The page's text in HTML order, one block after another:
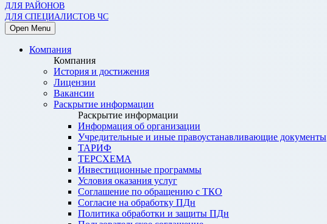
ДЛЯ РАЙОНОВ
ДЛЯ СПЕЦИАЛИСТОВ ЧС
Open Menu
Компания
Компания
История и достижения
Лицензии
Вакансии
Раскрытие информации
Раскрытие информации
Информация об организации
Учредительные и иные правоустанавливающие документы
ТАРИФ
ТЕРСХЕМА
Инвестиционные программы
Условия оказания услуг
Соглашение по обращению с ТКО
Согласие на обработку ПДн
Политика обработки и защиты ПДн